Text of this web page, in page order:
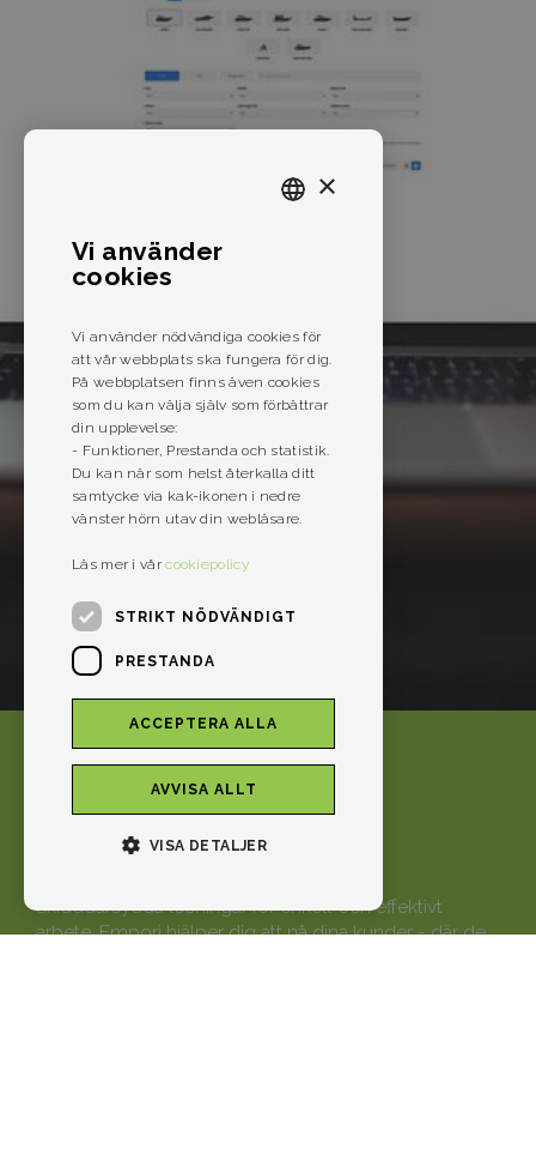
Skräddarsydda lösningar för enkelt och effektivt
arbete. Empori hjälper dig att nå dina kunder - där de
×
Vi använder
cookies
Vi använder nödvändiga cookies för
att vår webbplats ska fungera för dig.
På webbplatsen finns även cookies
som du kan välja själv som förbättrar
din upplevelse:
- Funktioner, Prestanda och statistik.
Du kan när som helst återkalla ditt
samtycke via kak-ikonen i nedre
vänster hörn utav din webläsare.
Läs mer i vår cookiepolicy
STRIKT NÖDVÄNDIGT
PRESTANDA
ACCEPTERA ALLA
AVVISA ALLT
VISA DETALJER